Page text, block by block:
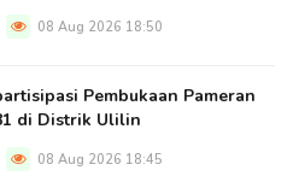
08 Aug 2026 18:50
Pembukaan Pameran
di Distrik Ulilin
08 Aug 2026 18:45